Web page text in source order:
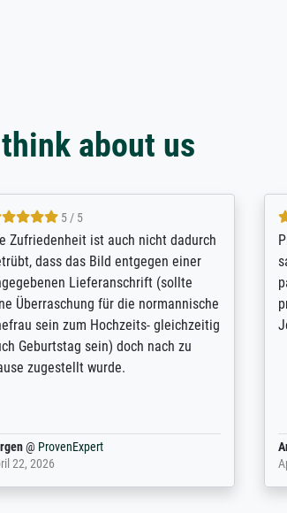
about us
4.8 / 5
Qualität. Man kann sich
anpassen lassen, wie z.B.:
Farbe, Helligkeit,
und Weiteres. Sehr freundliche
per Mail. Das Bild (ein
wurde sehr gut verpackt -
starke Papprolle mit Plastikdeckeln
@ProvenExpert
12, 2025